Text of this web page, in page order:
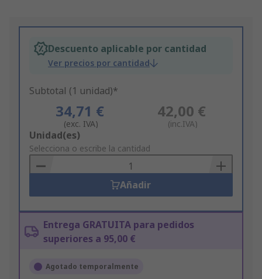
Descuento aplicable por cantidad
Ver precios por cantidad
Subtotal (1 unidad)*
34,71 €
(exc. IVA)
42,00 €
(inc.IVA)
Add
to
Basket
Unidad(es)
Selecciona o escribe la cantidad
Añadir
Entrega GRATUITA para pedidos
superiores a 95,00 €
Agotado temporalmente